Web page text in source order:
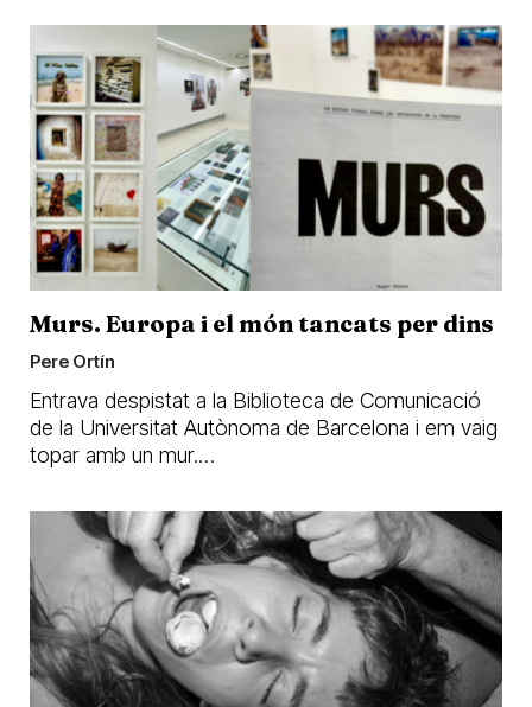
Murs. Europa i el món tancats per dins
Pere Ortín
Entrava despistat a la Biblioteca de Comunicació
de la Universitat Autònoma de Barcelona i em vaig
topar amb un mur.…